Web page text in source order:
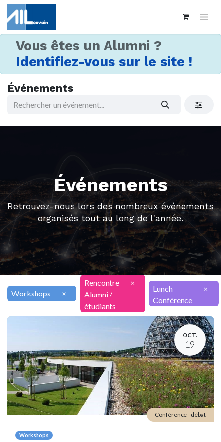
Vous êtes un Alumni ?
Identifiez-vous sur le site !
Événements
Événements
Retrouvez-nous lors des nombreux événements
organisés tout au long de l'année.
Workshops ×
Rencontre
Alumni /
étudiants
×
Lunch
Conférence
×
OCT.
19
Workshops
Conférence - débat